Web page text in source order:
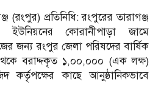
প্রতিনিধি: রংপুরের তারাগঞ্জ
ইউনিয়নের কোরানীপাড়া জামে
জন্য রংপুর জেলা পরিষদের বার্ষিক
বরাদ্দকৃত ১,০০,০০০ (এক লক্ষ)
কর্তৃপক্ষের কাছে আনুষ্ঠানিকভাবে